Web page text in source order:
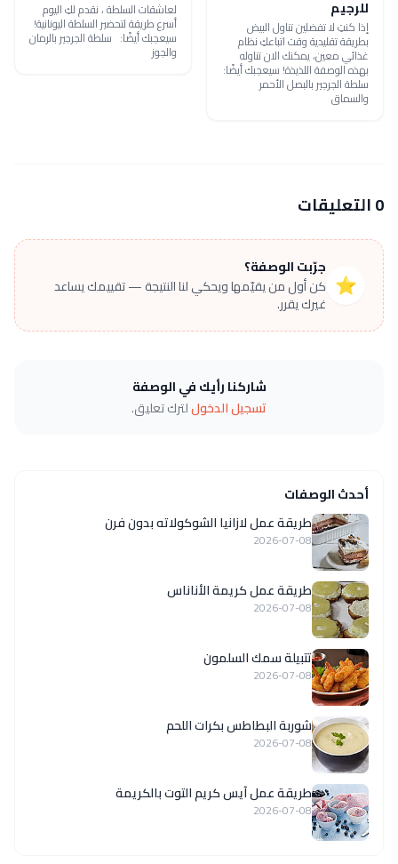
للرجيم
إذا كنتِ لا تفضلين تناول البيض
بطريقة تقليدية وقت اتباعكِ نظام
غذائي معين، يمكنك الان تناوله
بهذه الوصفة اللذيذة! سيعجبك أيضًا:
سلطة الجرجير بالبصل الأحمر
والسماق
لعاشقات السلطة ، نقدم لكِ اليوم
أسرع طريقة لتحضير السلطة اليونانية!
سيعجبك أيضًا: سلطة الجرجير بالرمان
والجوز
0 التعليقات
⭐
جرّبت الوصفة؟
كن أول من يقيّمها ويحكي لنا النتيجة — تقييمك يساعد
غيرك يقرر.
شاركنا رأيك في الوصفة
تسجيل الدخوللترك تعليق.
أحدث الوصفات
طريقة عمل لازانيا الشوكولاته بدون فرن
2026-07-08
طريقة عمل كريمة الأناناس
2026-07-08
تتبيلة سمك السلمون
2026-07-08
شوربة البطاطس بكرات اللحم
2026-07-08
طريقة عمل آيس كريم التوت بالكريمة
2026-07-08